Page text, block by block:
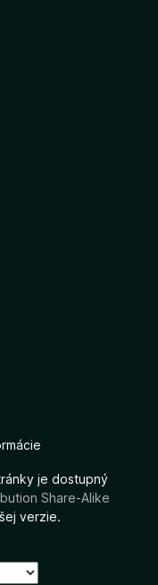
je dostupný
Share-Alike
verzie.